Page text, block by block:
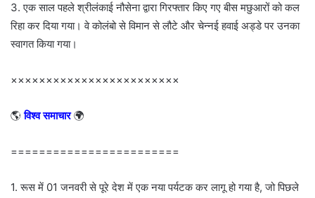
3. एक साल पहले श्रीलंकाई नौसेना द्वारा गिरफ्तार किए गए बीस मछुआरों को कल
रिहा कर दिया गया। वे कोलंबो से विमान से लौटे और चेन्नई हवाई अड्डे पर उनका
स्वागत किया गया।
××××××××××××××××××××××××
🌎विश्व समाचार 🌍
========================
1. रूस में 01 जनवरी से पूरे देश में एक नया पर्यटक कर लागू हो गया है, जो पिछले